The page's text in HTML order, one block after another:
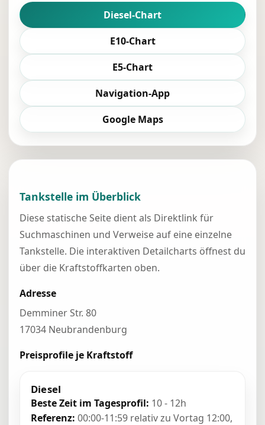
Diesel-Chart
E10-Chart
E5-Chart
Navigation-App
Google Maps
Tankstelle im Überblick
Diese statische Seite dient als Direktlink für
Suchmaschinen und Verweise auf eine einzelne
Tankstelle. Die interaktiven Detailcharts öffnest du
über die Kraftstoffkarten oben.
Adresse
Demminer Str. 80
17034 Neubrandenburg
Preisprofile je Kraftstoff
Diesel
Beste Zeit im Tagesprofil: 10 - 12h
Referenz: 00:00-11:59 relativ zu Vortag 12:00,